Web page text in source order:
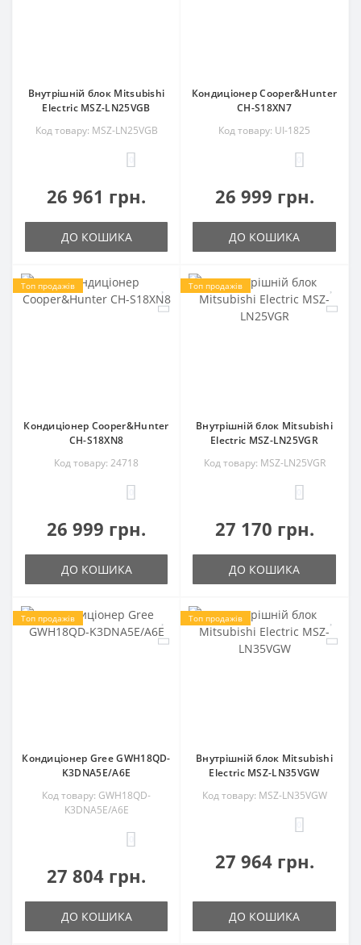
Внутрішній блок Mitsubishi
Electric MSZ-LN25VGB
Код товару: MSZ-LN25VGB
26 961 грн.
ДО КОШИКА
Кондиціонер Cooper&Hunter
CH-S18XN7
Код товару: UI-1825
26 999 грн.
ДО КОШИКА
Топ продажів
Кондиціонер Cooper&Hunter
CH-S18XN8
Код товару: 24718
26 999 грн.
ДО КОШИКА
Топ продажів
Внутрішній блок Mitsubishi
Electric MSZ-LN25VGR
Код товару: MSZ-LN25VGR
27 170 грн.
ДО КОШИКА
Топ продажів
Кондиціонер Gree GWH18QD-
K3DNA5E/A6E
Код товару: GWH18QD-
K3DNA5E/A6E
27 804 грн.
ДО КОШИКА
Топ продажів
Внутрішній блок Mitsubishi
Electric MSZ-LN35VGW
Код товару: MSZ-LN35VGW
27 964 грн.
ДО КОШИКА